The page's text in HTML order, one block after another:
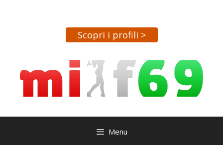
Scopri i profili >
Menu